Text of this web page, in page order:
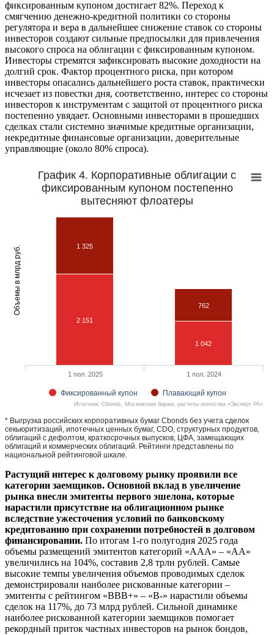
фиксированным купоном достигает 82%. Переход к
смягчению денежно-кредитной политики со стороны
регулятора и вера в дальнейшее снижение ставок со стороны
инвесторов создают сильные предпосылки для привлечения
высокого спроса на облигации с фиксированным купоном.
Инвесторы стремятся зафиксировать высокие доходности на
долгий срок. Фактор процентного риска, при котором
инвесторы опасались дальнейшего роста ставок, практически
исчезает из повестки дня, соответственно, интерес со стороны
инвесторов к инструментам с защитой от процентного риска
постепенно увядает. Основными инвесторами в прошедших
сделках стали системно значимые кредитные организации,
некредитные финансовые организации, доверительные
управляющие (около 80% спроса).
Объемы в млрд руб.
График 4. Корпоративные облигации с
фиксированным купоном постепенно
вытесняют флоатеры
1 325
762
2 151
1 042
Фиксированный купон Плавающий купон
1 пол. 2025 1 пол. 2024
Источник: Cbonds, Московская биржа, расчеты агентства «Эксперт РА»
* Выгрузка российских корпоративных бумаг Cbonds без учета сделок
секьюритизаций, ипотечных ценных бумаг, CDO, структурных продуктов,
облигаций с дефолтом, краткосрочных выпусков, ЦФА, замещающих
облигаций и коммерческих облигаций. Рейтинги представлены по
национальной рейтинговой шкале.
Растущий интерес к долговому рынку проявили все
категории заемщиков. Основной вклад в увеличение
рынка внесли эмитенты первого эшелона, которые
нарастили присутствие на облигационном рынке
вследствие ужесточения условий по банковскому
кредитованию при сохранении потребностей в долговом
финансировании. По итогам 1-го полугодия 2025 года
объемы размещений эмитентов категорий «AAA» – «AA»
увеличились на 104%, составив 2,8 трлн рублей. Самые
высокие темпы увеличения объемов проводимых сделок
демонстрировали наиболее рискованные категории –
эмитенты с рейтингом «ВВВ+» – «В-» нарастили объемы
сделок на 117%, до 73 млрд рублей. Сильной динамике
наиболее рискованной категории заемщиков помогает
рекордный приток частных инвесторов на рынок бондов,